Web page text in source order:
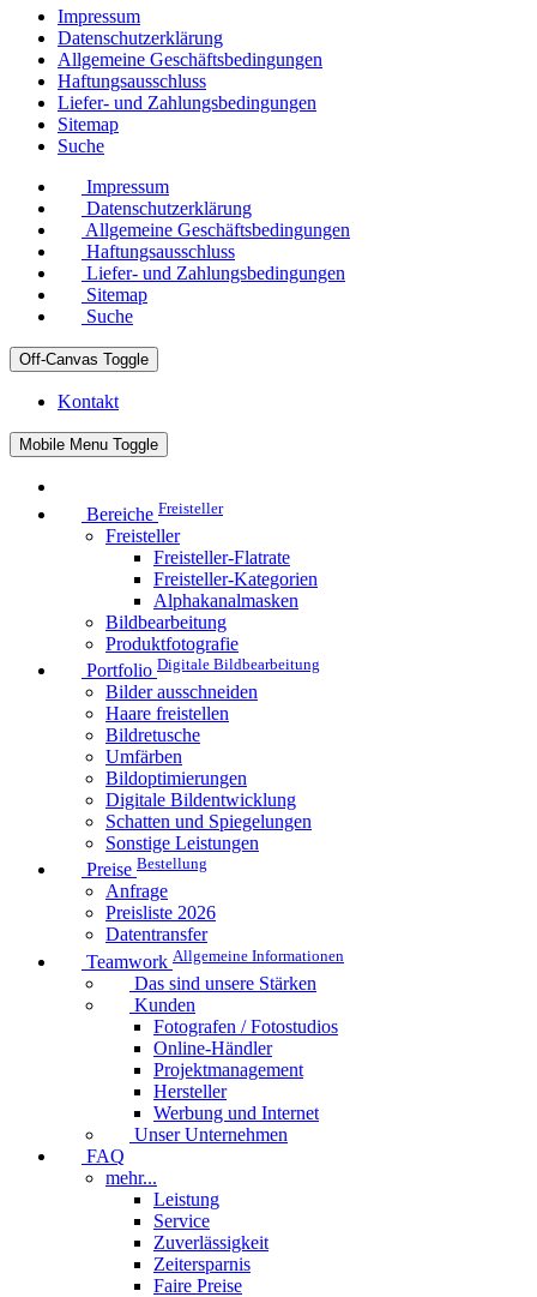
Impressum
Datenschutzerklärung
Allgemeine Geschäftsbedingungen
Haftungsausschluss
Liefer- und Zahlungsbedingungen
Sitemap
Suche
Impressum
Datenschutzerklärung
Allgemeine Geschäftsbedingungen
Haftungsausschluss
Liefer- und Zahlungsbedingungen
Sitemap
Suche
Off-Canvas Toggle
Kontakt
Mobile Menu Toggle
Bereiche Freisteller
Freisteller
Freisteller-Flatrate
Freisteller-Kategorien
Alphakanalmasken
Bildbearbeitung
Produktfotografie
Portfolio Digitale Bildbearbeitung
Bilder ausschneiden
Haare freistellen
Bildretusche
Umfärben
Bildoptimierungen
Digitale Bildentwicklung
Schatten und Spiegelungen
Sonstige Leistungen
Preise Bestellung
Anfrage
Preisliste 2026
Datentransfer
Teamwork Allgemeine Informationen
Das sind unsere Stärken
Kunden
Fotografen / Fotostudios
Online-Händler
Projektmanagement
Hersteller
Werbung und Internet
Unser Unternehmen
FAQ
mehr...
Leistung
Service
Zuverlässigkeit
Zeitersparnis
Faire Preise